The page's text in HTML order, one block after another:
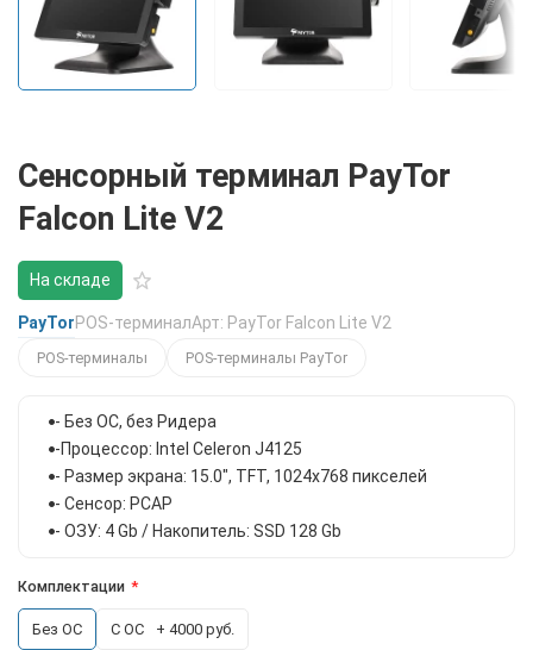
Сенсорный терминал PayTor
Falcon Lite V2
На складе
PayTorPOS-терминалАрт: PayTor Falcon Lite V2
POS-терминалы POS-терминалы PayTor
- Без ОС, без Ридера
-Процессор: Intel Celeron J4125
- Размер экрана: 15.0", TFT, 1024x768 пикселей
- Сенсор: PCAP
- ОЗУ: 4 Gb / Накопитель: SSD 128 Gb
Комплектации
Без ОС С ОС + 4000 руб.